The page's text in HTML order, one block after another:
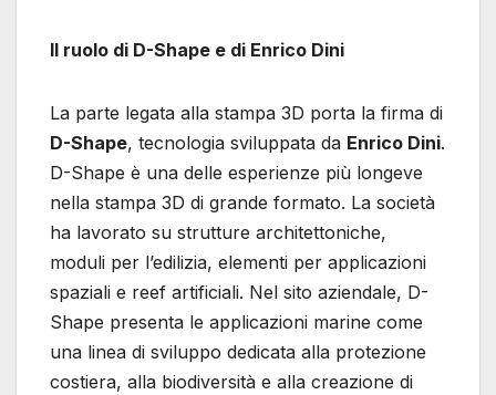
Il ruolo di D-Shape e di Enrico Dini
La parte legata alla stampa 3D porta la firma di
D-Shape, tecnologia sviluppata da Enrico Dini.
D-Shape è una delle esperienze più longeve
nella stampa 3D di grande formato. La società
ha lavorato su strutture architettoniche,
moduli per l’edilizia, elementi per applicazioni
spaziali e reef artificiali. Nel sito aziendale, D-
Shape presenta le applicazioni marine come
una linea di sviluppo dedicata alla protezione
costiera, alla biodiversità e alla creazione di